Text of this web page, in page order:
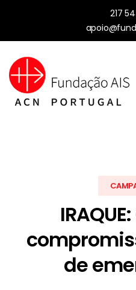
217
de